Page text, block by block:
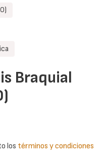
Braquial
los términos y condiciones